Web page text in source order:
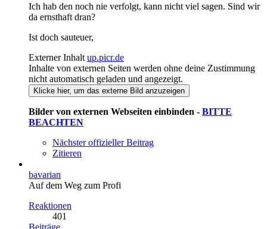
Ich hab den noch nie verfolgt, kann nicht viel sagen. Sind wir
da ernsthaft dran?
Ist doch sauteuer,
Externer Inhalt up.picr.de
Inhalte von externen Seiten werden ohne deine Zustimmung
nicht automatisch geladen und angezeigt.
Klicke hier, um das externe Bild anzuzeigen
Bilder von externen Webseiten einbinden - BITTE
BEACHTEN
Nächster offizieller Beitrag
Zitieren
bavarian
Auf dem Weg zum Profi
Reaktionen
401
Beiträge